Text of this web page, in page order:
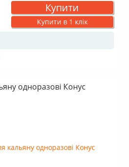
Купити
Купити в 1 клік
одноразові Конус